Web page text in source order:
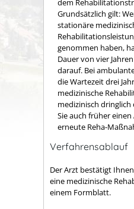
Grundsätzlich gilt:
stationäre
genommen haben,
Dauer von vier
darauf. Bei
die Wartezeit drei
medizinische
medizinisch
Sie auch früher
erneute Reha-
Verfahrensablauf
Der Arzt bestätigt
eine medizinische
einem Formblatt.